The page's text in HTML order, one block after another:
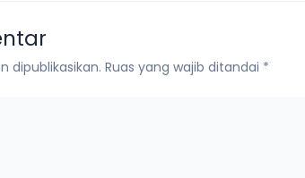
dipublikasikan. Ruas yang wajib ditandai *